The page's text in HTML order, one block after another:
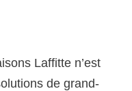
Laffitte n’est
de grand-